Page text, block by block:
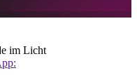
im Licht